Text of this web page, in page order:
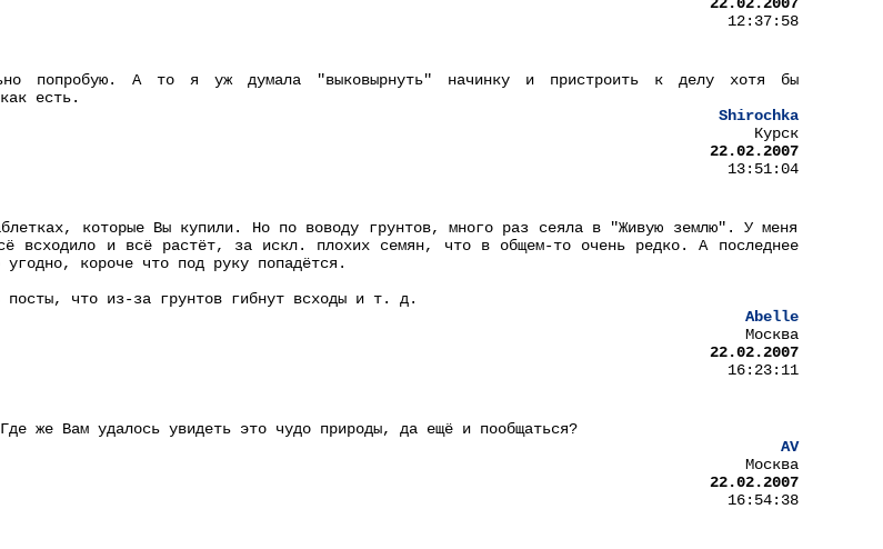
12:37:58
попробую. А то я уж думала "выковырнуть" начинку и пристроить к делу хотя бы
есть.
Shirochka
Курск
22.02.2007
13:51:04
которые Вы купили. Но по воводу грунтов, много раз сеяла в "Живую землю". У меня
всходило и всё растёт, за искл. плохих семян, что в общем-то очень редко. А последнее
короче что под руку попадётся.
посты, что из-за грунтов гибнут всходы и т. д.
Abelle
Москва
22.02.2007
16:23:11
же Вам удалось увидеть это чудо природы, да ещё и пообщаться?
AV
Москва
22.02.2007
16:54:38